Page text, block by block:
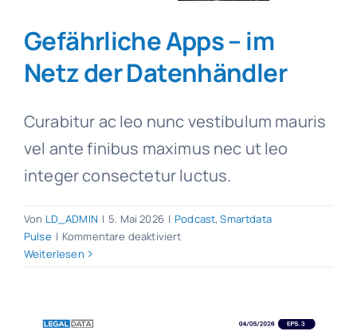
Gefährliche Apps – im
Netz der Datenhändler
Curabitur ac leo nunc vestibulum mauris
vel ante finibus maximus nec ut leo
integer consectetur luctus.
Von LD_ADMIN | 5. Mai 2026 | Podcast,Smartdata
Pulse | Kommentare deaktiviertfür
Weiterlesen